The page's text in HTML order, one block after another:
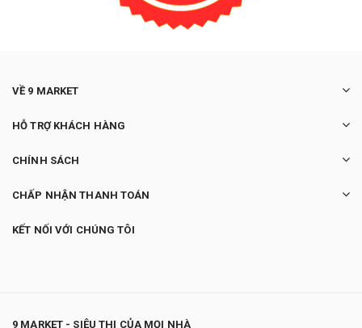
VỀ 9 MARKET
HỖ TRỢ KHÁCH HÀNG
CHÍNH SÁCH
CHẤP NHẬN THANH TOÁN
KẾT NỐI VỚI CHÚNG TÔI
9 MARKET - SIÊU THỊ CỦA MỌI NHÀ